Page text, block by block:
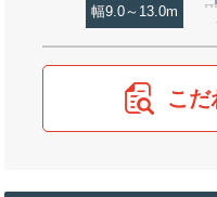
幅9.0～13.0m
こだ